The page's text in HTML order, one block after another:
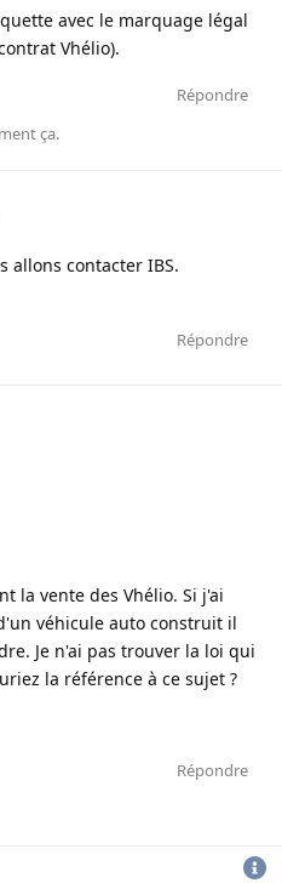
avec le marquage légal
Vhélio).
Répondre
ça.
allons contacter IBS.
Répondre
la vente des Vhélio. Si j'ai
véhicule auto construit il
Je n'ai pas trouver la loi qui
la référence à ce sujet ?
Répondre